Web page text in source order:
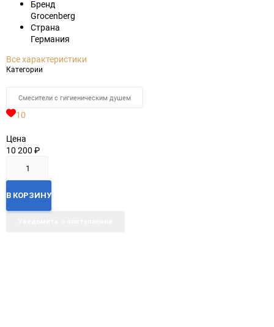
Бренд
Grocenberg
Страна
Германия
Все характеристики
Категории
Смесители с гигиеническим душем
10
Цена
10 200 ₽
В КОРЗИНУ